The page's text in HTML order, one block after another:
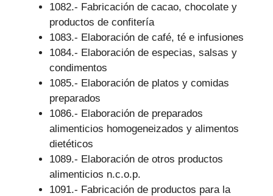
1082.- Fabricación de cacao, chocolate y
productos de confitería
1083.- Elaboración de café, té e infusiones
1084.- Elaboración de especias, salsas y
condimentos
1085.- Elaboración de platos y comidas
preparados
1086.- Elaboración de preparados
alimenticios homogeneizados y alimentos
dietéticos
1089.- Elaboración de otros productos
alimenticios n.c.o.p.
1091.- Fabricación de productos para la